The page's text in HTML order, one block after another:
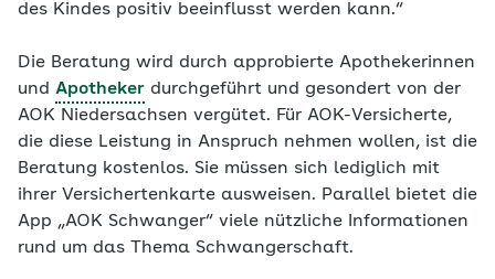
des Kindes positiv beeinflusst werden kann.“
Die Beratung wird durch approbierte Apothekerinnen
und Apotheker durchgeführt und gesondert von der
AOK Niedersachsen vergütet. Für AOK-Versicherte,
die diese Leistung in Anspruch nehmen wollen, ist die
Beratung kostenlos. Sie müssen sich lediglich mit
ihrer Versichertenkarte ausweisen. Parallel bietet die
App „AOK Schwanger“ viele nützliche Informationen
rund um das Thema Schwangerschaft.